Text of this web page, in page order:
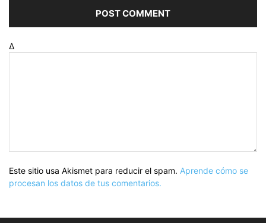
Δ
Este sitio usa Akismet para reducir el spam. Aprende cómo se
procesan los datos de tus comentarios.